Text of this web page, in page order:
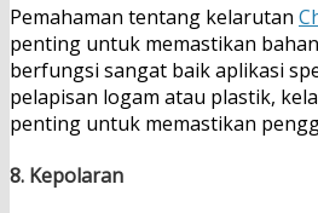
Pemahaman tentang kelarutan
penting untuk memastikan
berfungsi sangat baik aplikasi
pelapisan logam atau plastik,
penting untuk memastikan
8. Kepolaran